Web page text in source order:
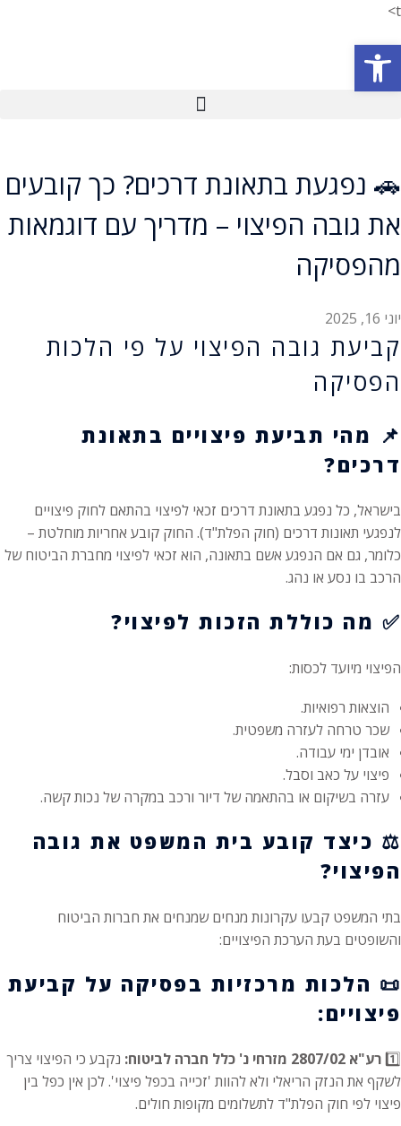
t>
🚗 נפגעת בתאונת דרכים? כך קובעים
את גובה הפיצוי – מדריך עם דוגמאות
מהפסיקה
יוני 16, 2025
קביעת גובה הפיצוי על פי הלכות
הפסיקה
📌 מהי תביעת פיצויים בתאונת
דרכים?
בישראל, כל נפגע בתאונת דרכים זכאי לפיצוי בהתאם לחוק פיצויים
לנפגעי תאונות דרכים (חוק הפלת"ד). החוק קובע אחריות מוחלטת –
כלומר, גם אם הנפגע אשם בתאונה, הוא זכאי לפיצוי מחברת הביטוח של
הרכב בו נסע או נהג.
✅ מה כוללת הזכות לפיצוי?
הפיצוי מיועד לכסות:
הוצאות רפואיות.
שכר טרחה לעזרה משפטית.
אובדן ימי עבודה.
פיצוי על כאב וסבל.
עזרה בשיקום או בהתאמה של דיור ורכב במקרה של נכות קשה.
⚖️ כיצד קובע בית המשפט את גובה
הפיצוי?
בתי המשפט קבעו עקרונות מנחים שמנחים את חברות הביטוח
והשופטים בעת הערכת הפיצויים:
📜 הלכות מרכזיות בפסיקה על קביעת
פיצויים:
1️⃣רע"א 2807/02 מזרחי נ' כלל חברה לביטוח:
נקבע כי הפיצוי צריך
לשקף את הנזק הריאלי ולא להוות 'זכייה בכפל פיצוי'. לכן אין כפל בין
פיצוי לפי חוק הפלת"ד לתשלומים מקופות חולים.
פתח סרגל נגישות